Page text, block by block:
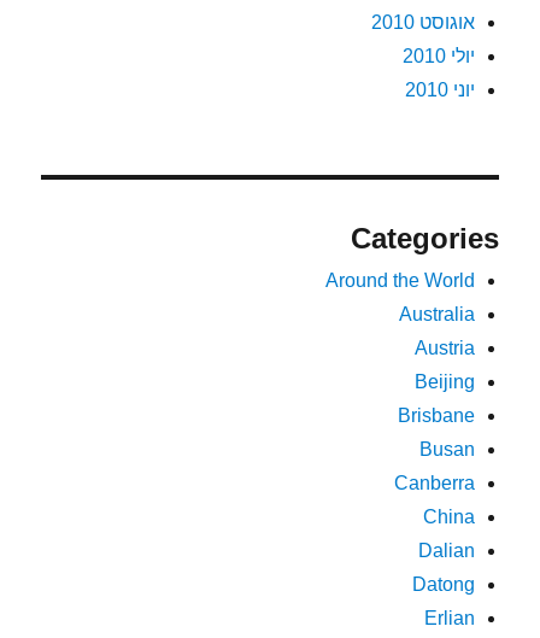
אוגוסט 2010
יולי 2010
יוני 2010
Categories
Around the World
Australia
Austria
Beijing
Brisbane
Busan
Canberra
China
Dalian
Datong
Erlian